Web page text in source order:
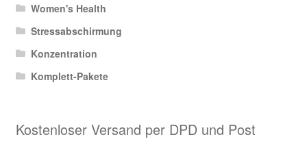
Women's Health
Stressabschirmung
Konzentration
Komplett-Pakete
Kostenloser Versand per DPD und Post